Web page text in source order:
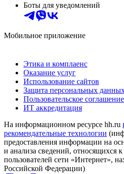
Боты для уведомлений
Мобильное приложение
Этика и комплаенс
Оказание услуг
Использование сайтов
Защита персональных
Пользовательское соглашение
ИТ аккредитация
На информационном ресурсе hh.ru
рекомендательные технологии
предоставления информации на
и анализа сведений, относящихся
пользователей сети «Интернет»,
Российской Федерации)